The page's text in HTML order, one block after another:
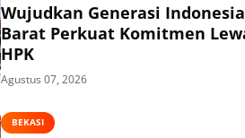
Wujudkan Generasi
Barat Perkuat Komitmen
HPK
Agustus 07, 2026
BEKASI